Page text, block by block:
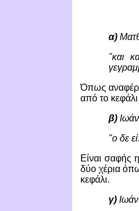
α)
"και
Όπως
από το
β)
"ο δε
Είναι σαφής
δύο χέρια
κεφάλι.
γ)